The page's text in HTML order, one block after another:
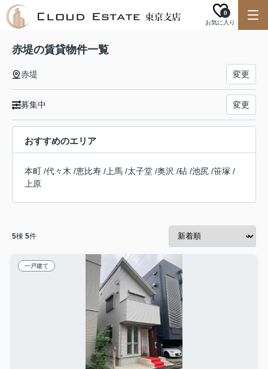
お気に入り
0
赤堤の賃貸物件一覧
赤堤 変更
募集中 変更
おすすめのエリア
本町 /代々木 /恵比寿 / 上馬 /太子堂 /奥沢 /砧 /池尻 /笹塚 /
上原
5棟 5件
一戸建て